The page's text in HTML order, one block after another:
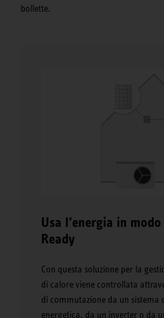
bollette.
Usa l’energia in
Ready
Con questa soluzione per la
di calore viene controllata
di commutazione da un sistema
energetica, da un inverter o da